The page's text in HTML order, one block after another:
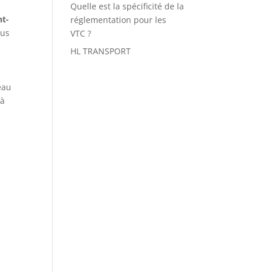
Quelle est la spécificité de la
réglementation pour les
VTC ?
HL TRANSPORT